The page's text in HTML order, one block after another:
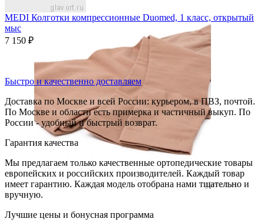
MEDI Колготки компрессионные Duomed, 1 класс, открытый
мыс
7 150 ₽
Быстро и качественно доставляем
Доставка по Москве и всей России: курьером, в ПВЗ, почтой.
По Москве и области есть примерка и частичный выкуп. По
России - удобный и быстрый возврат.
Гарантия качества
Мы предлагаем только качественные ортопедические товары
европейских и российских производителей. Каждый товар
имеет гарантию. Каждая модель отобрана нами тщательно и
вручную.
Лучшие цены и бонусная программа